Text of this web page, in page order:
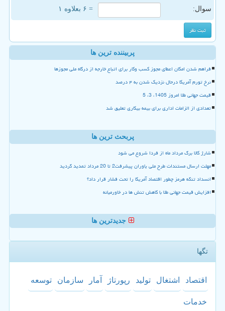
سوال: = ۶ بعلاوه ۱
پربیننده ترین ها
فراهم شدن امکان اعطای مجوز کسب وکار برای اتباع خارجه از درگاه ملی مجوزها
نرخ تورم آمریکا درحال نزدیک شدن به ۴ درصد
قیمت جهانی طلا امروز 1405، 3، 5
تعدادی از الزامات اداری برای بیمه بیکاری تعلیق شد
پربحث ترین ها
شارژ کالا برگ مرداد ماه از فردا شروع می شود
مهلت ارسال مستندات طرح ملی یاوران پیشرفت2 تا 20 مرداد تمدید گردید
انسداد تنگه هرمز چطور اقتصاد آمریکا را تحت فشار قرار داد؟
افزایش قیمت جهانی طلا با کاهش تنش ها در خاورمیانه
جدیدترین ها
تگها
اقتصاد اشتغال تولید رپورتاژ آمار سازمان توسعه
خدمات